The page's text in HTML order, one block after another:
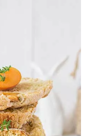
Posiłki
Zdrowo i fit